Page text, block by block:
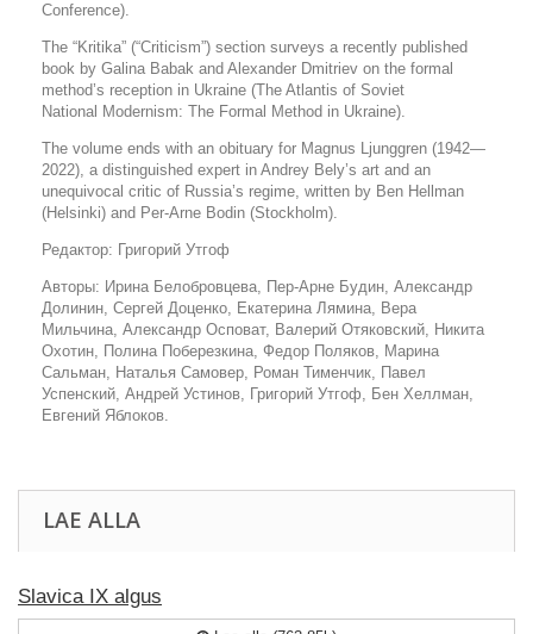
Conference).
The “Kritika” (“Criticism”) section surveys a recently published
book by Galina Babak and Alexander Dmitriev on the formal
method’s reception in Ukraine (The Atlantis of Soviet
National Modernism: The Formal Method in Ukraine).
The volume ends with an obituary for Magnus Ljunggren (1942—
2022), a distinguished expert in Andrey Bely’s art and an
unequivocal critic of Russia’s regime, written by Ben Hellman
(Helsinki) and Per-Arne Bodin (Stockholm).
Редактор: Григорий Утгоф
Авторы: Ирина Белобровцева, Пер-Арне Будин, Александр
Долинин, Сергей Доценко, Екатерина Лямина, Вера
Мильчина, Александр Осповат, Валерий Отяковский, Никита
Охотин, Полина Поберезкина, Федор Поляков, Марина
Сальман, Наталья Самовер, Роман Тименчик, Павел
Успенский, Андрей Устинов, Григорий Утгоф, Бен Хеллман,
Евгений Яблоков.
LAE ALLA
Slavica IX algus